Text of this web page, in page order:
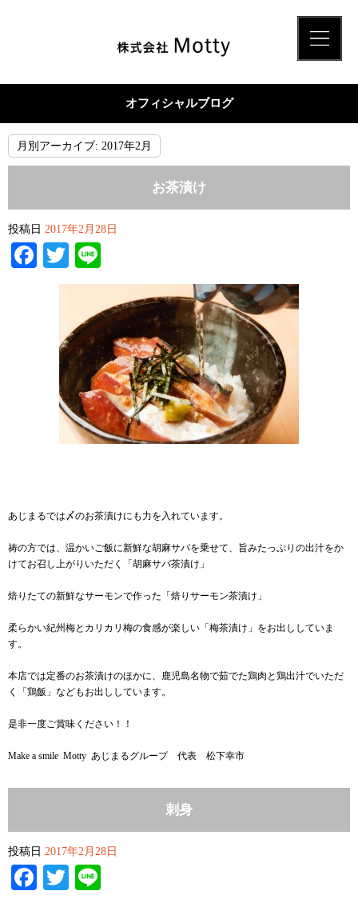
オフィシャルブログ
月別アーカイブ: 2017年2月
お茶漬け
投稿日 2017年2月28日
Facebook
Twitter
あじまるでは〆のお茶漬けにも力を入れています。
祷の方では、温かいご飯に新鮮な胡麻サバを乗せて、旨みたっぷりの出汁をか
けてお召し上がりいただく「胡麻サバ茶漬け」
焙りたての新鮮なサーモンで作った「焙りサーモン茶漬け」
柔らかい紀州梅とカリカリ梅の食感が楽しい「梅茶漬け」をお出ししていま
す。
本店では定番のお茶漬けのほかに、鹿児島名物で茹でた鶏肉と鶏出汁でいただ
く「鶏飯」などもお出ししています。
是非一度ご賞味ください！！
Make a smile Motty あじまるグループ 代表 松下幸市
刺身
投稿日 2017年2月28日
Facebook
Twitter